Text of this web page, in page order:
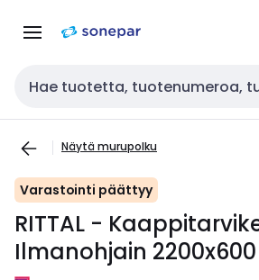
navigointiinsisältöön
Haku
Näytä murupolku
Varastointi päättyy
RITTAL -
Ilmanohjain 2200x600